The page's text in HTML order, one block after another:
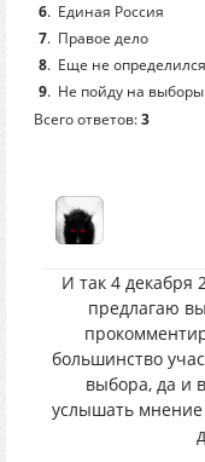
6. Единая Россия
7. Правое дело
8. Еще не определился
9. Не пойду на
Всего ответов:3
И так 4 декабря
предлагаю
большинство
выбора, да и
услышать мнение